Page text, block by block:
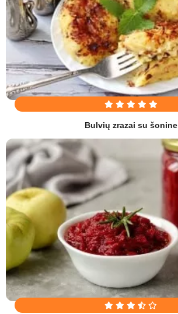
Bulvių zrazai su šonine